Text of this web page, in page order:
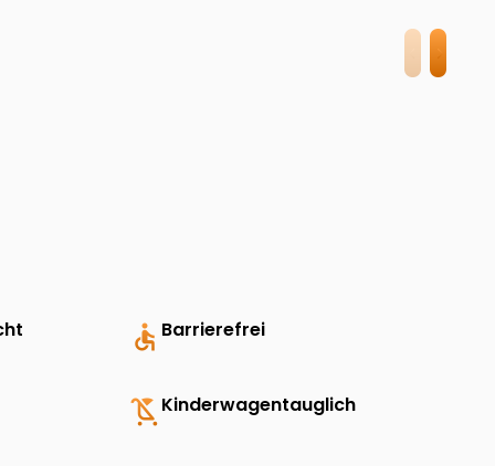
accessible Barrierefrei
child_friendlyKinderwagentauglich